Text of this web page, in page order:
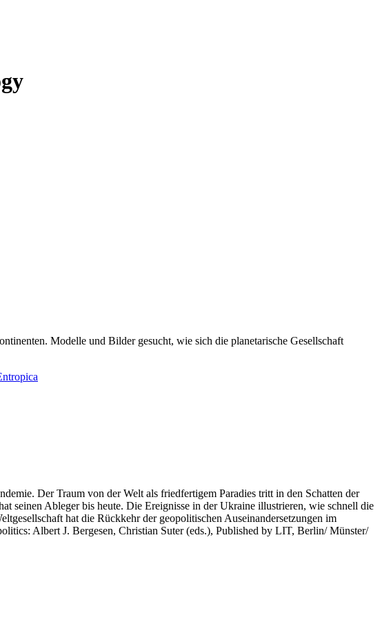
Modelle und Bilder gesucht, wie sich die planetarische Gesellschaft
Der Traum von der Welt als friedfertigem Paradies tritt in den Schatten der
seinen Ableger bis heute. Die Ereignisse in der Ukraine illustrieren, wie schnell die
hat die Rückkehr der geopolitischen Auseinandersetzungen im
Albert J. Bergesen, Christian Suter (eds.), Published by LIT, Berlin/ Münster/